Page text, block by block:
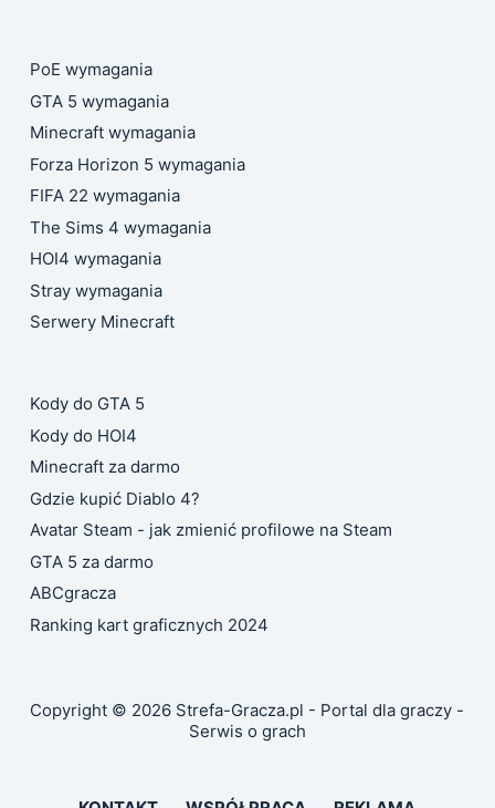
PoE wymagania
GTA 5 wymagania
Minecraft wymagania
Forza Horizon 5 wymagania
FIFA 22 wymagania
The Sims 4 wymagania
HOI4 wymagania
Stray wymagania
Serwery Minecraft
Kody do GTA 5
Kody do HOI4
Minecraft za darmo
Gdzie kupić Diablo 4?
Avatar Steam - jak zmienić profilowe na Steam
GTA 5 za darmo
ABCgracza
Ranking kart graficznych 2024
Copyright © 2026 Strefa-Gracza.pl - Portal dla graczy -
Serwis o grach